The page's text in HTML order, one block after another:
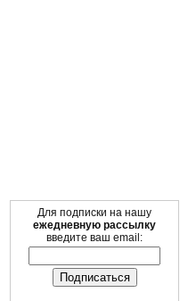
Для подписки на нашу
ежедневную рассылку
введите ваш email: